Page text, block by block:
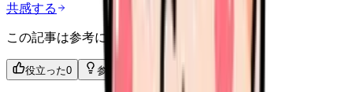
共感する
この記事は参考になりましたか？
役立った0 参考になった